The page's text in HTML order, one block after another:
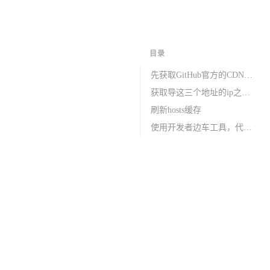
目录
先获取GitHub官方的CDN地址
获取导这三个地址的ip之后，将其加入本计hosts文件
刷新hosts缓存
使用开发者边车工具，代理git